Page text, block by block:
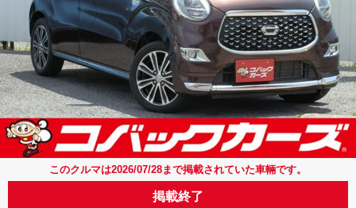
このクルマは2026/07/28まで掲載されていた車輛です。
掲載終了